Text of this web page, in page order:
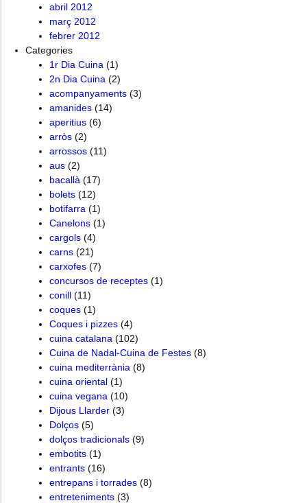
abril 2012
març 2012
febrer 2012
Categories
1r Dia Cuina (1)
2n Dia Cuina (2)
acompanyaments (3)
amanides (14)
aperitius (6)
arròs (2)
arrossos (11)
aus (2)
bacallà (17)
bolets (12)
botifarra (1)
Canelons (1)
cargols (4)
carns (21)
carxofes (7)
concursos de receptes (1)
conill (11)
coques (1)
Coques i pizzes (4)
cuina catalana (102)
Cuina de Nadal-Cuina de Festes (8)
cuina mediterrània (8)
cuina oriental (1)
cuina vegana (10)
Dijous Llarder (3)
Dolços (5)
dolços tradicionals (9)
embotits (1)
entrants (16)
entrepans i torrades (8)
entreteniments (3)